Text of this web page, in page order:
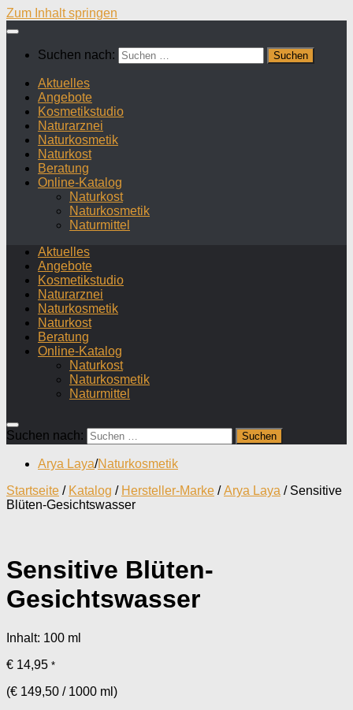
Zum Inhalt springen
Suchen nach:
Aktuelles
Angebote
Kosmetikstudio
Naturarznei
Naturkosmetik
Naturkost
Beratung
Online-Katalog
Naturkost
Naturkosmetik
Naturmittel
Aktuelles
Angebote
Kosmetikstudio
Naturarznei
Naturkosmetik
Naturkost
Beratung
Online-Katalog
Naturkost
Naturkosmetik
Naturmittel
Suchen nach:
Arya Laya/Naturkosmetik
Startseite / Katalog / Hersteller-Marke /Arya Laya / Sensitive
Blüten-Gesichtswasser
Sensitive Blüten-
Gesichtswasser
Inhalt: 100 ml
€ 14,95 *
(€ 149,50 / 1000 ml )